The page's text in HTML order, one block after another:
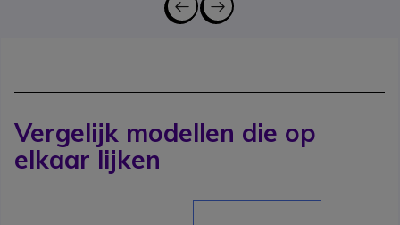
Vergelijk modellen die op
elkaar lijken